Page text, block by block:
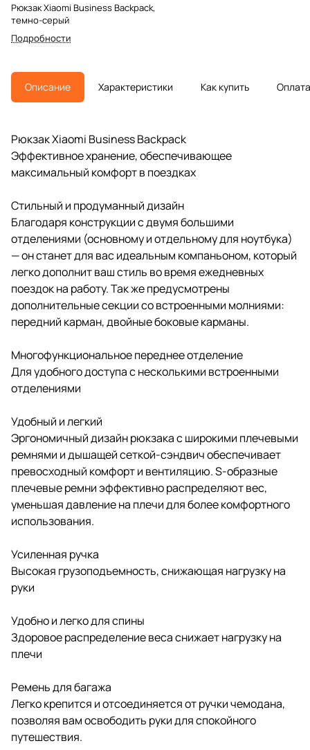
Рюкзак Xiaomi Business Backpack,
темно-серый
Подробности
Описание Характеристики Как купить Оплата
Рюкзак Xiaomi Business Backpack
Эффективное хранение, обеспечивающее
максимальный комфорт в поездках
Cтильный и продуманный дизайн
Благодаря конструкции с двумя большими
отделениями (основному и отдельному для ноутбука)
— он станет для вас идеальным компаньоном, который
легко дополнит ваш стиль во время ежедневных
поездок на работу. Так же предусмотрены
дополнительные секции со встроенными молниями:
передний карман, двойные боковые карманы.
Многофункциональное переднее отделение
Для удобного доступа с несколькими встроенными
отделениями
Удобный и легкий
Эргономичный дизайн рюкзака с широкими плечевыми
ремнями и дышащей сеткой-сэндвич обеспечивает
превосходный комфорт и вентиляцию. S-образные
плечевые ремни эффективно распределяют вес,
уменьшая давление на плечи для более комфортного
использования.
Усиленная ручка
Высокая грузоподъемность, снижающая нагрузку на
руки
Удобно и легко для спины
Здоровое распределение веса снижает нагрузку на
плечи
Ремень для багажа
Легко крепится и отсоединяется от ручки чемодана,
позволяя вам освободить руки для спокойного
путешествия.